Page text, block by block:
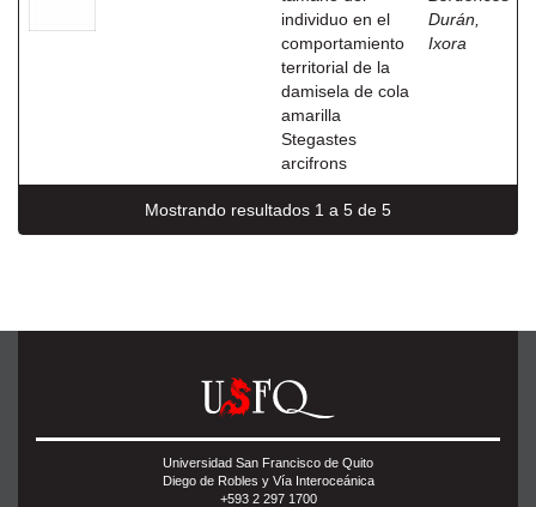
individuo en el
comportamiento
territorial de la
damisela de cola
amarilla
Stegastes
arcifrons
Durán,
Ixora
Mostrando resultados 1 a 5 de 5
Universidad San Francisco de Quito
Diego de Robles y Vía Interoceánica
+593 2 297 1700